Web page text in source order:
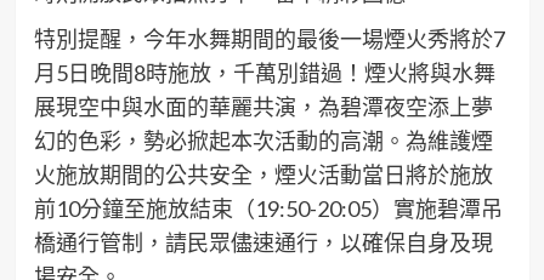
特別提醒，今年水舞期間的最後一場煙火秀將於7
月5日晚間8時施放，千萬別錯過！煙火將與水舞
展現空中與水面的華麗共演，為碧潭夜空添上夢
幻的色彩，勢必掀起本次活動的高潮。為維護煙
火施放期間的公共安全，煙火活動當日將於施放
前10分鐘至施放結束（19:50-20:05）實施碧潭吊
橋通行管制，請民眾儘速通行，以確保自身及現